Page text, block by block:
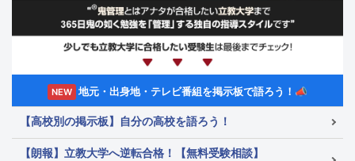
NEW 地元・出身地・テレビ番組を掲示板で語ろう！📣
【高校別の掲示板】自分の高校を語ろう！
【朗報】立教大学へ逆転合格！【無料受験相談】